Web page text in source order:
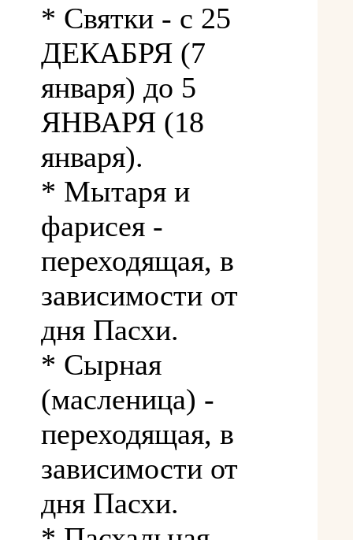
* Святки - с 25
ДЕКАБРЯ (7
января) до 5
ЯНВАРЯ (18
января).
* Мытаря и
фарисея -
переходящая, в
зависимости от
дня Пасхи.
* Сырная
(масленица) -
переходящая, в
зависимости от
дня Пасхи.